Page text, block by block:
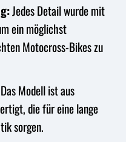
Jedes Detail wurde mit
ein möglichst
Motocross-Bikes zu
Modell ist aus
die für eine lange
sorgen.